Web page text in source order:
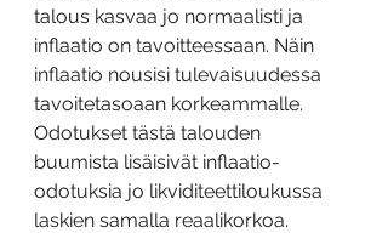
talous kasvaa jo normaalisti ja
inflaatio on tavoitteessaan. Näin
inflaatio nousisi tulevaisuudessa
tavoitetasoaan korkeammalle.
Odotukset tästä talouden
buumista lisäisivät inflaatio-
odotuksia jo likviditeettiloukussa
laskien samalla reaalikorkoa.